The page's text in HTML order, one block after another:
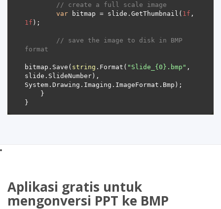
// create a full scale image
var bitmap = slide.GetThumbnail( 1f
1f
// save the image to disk in BMP
format
bitmap.Save( string .Format( "Slide_{0}.bmp" ,
slide.SlideNumber),
Aplikasi gratis untuk
mengonversi PPT ke BMP